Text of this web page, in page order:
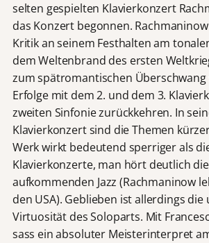
selten gespielten Klavierkonzert
das Konzert begonnen.
Kritik an seinem Festhalten am
dem Weltenbrand des ersten
zum spätromantischen
Erfolge mit dem 2. und dem 3.
zweiten Sinfonie zurückkehren. In
Klavierkonzert sind die Themen
Werk wirkt bedeutend sperriger als
Klavierkonzerte, man hört deutlich
aufkommenden Jazz (Rachmaninow
den USA). Geblieben ist allerdings
Virtuosität des Soloparts. Mit
sass ein absoluter Meisterinterpret